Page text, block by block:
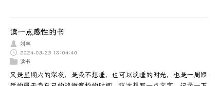
读一点感性的书
刘丰
2024-03-23 18:04:40
读书
又是星期六的深夜，是我不想睡，也可以晚睡的时光，也是一周短